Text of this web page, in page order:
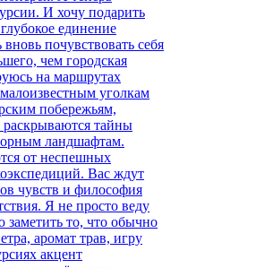
И хочу подарить
единение
почувствовать себя
чем городская
на маршрутах
уголкам
побережьям,
тайны
ландшафтам.
от неспешных
Вас ждут
чувств и философия
Я не просто веду
заметить то, что обычно
аромат трав, игру
акцент